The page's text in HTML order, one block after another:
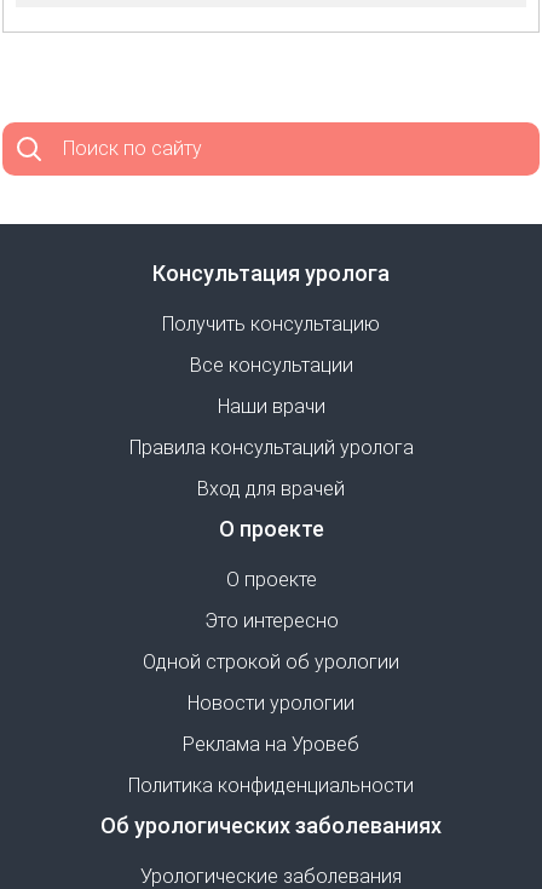
Поиск по сайту
Консультация уролога
Получить консультацию
Все консультации
Наши врачи
Правила консультаций уролога
Вход для врачей
О проекте
О проекте
Это интересно
Одной строкой об урологии
Новости урологии
Реклама на Уровеб
Политика конфиденциальности
Об урологических заболеваниях
Урологические заболевания